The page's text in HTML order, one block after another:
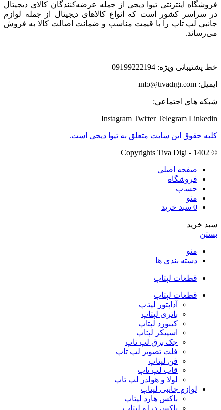
فروشگاه اینترنتی تیوا دیجی از جمله عرضه‌کنندگان کالای دیجیتال
در سراسر کشور است که انواع کالاهای دیجیتال از جمله لوازم
جانبی لپ تاپ را با قیمت مناسب و ضمانت اصالت کالا به فروش
می‌رساند.
خط پشتیبانی ویژه: 09199222194
ایمیل: info@tivadigi.com
شبکه های اجتماعی:
Instagram Twitter Telegram Linkedin
کلیه حقوق این سایت متعلق به تیوا دیجی است.
© Copyrights Tiva Digi - 1402
صفحه اصلی
فروشگاه
حساب
منو
0 سبد خرید
سبد خرید
بستن
منو
دسته بندی ها
قطعات لپتاپ
قطعات لپتاپ
آداپتور لپتاپ
باتری لپتاپ
کیبورد لپتاپ
اسپیکر لپتاپ
جک برق لپ تاپ
فلت تصویر لپ تاپ
فن لپتاپ
قاب لپ تاپ
لولا و هولدر لپ تاپ
لوازم جانبی لپتاپ
باکس هارد لپتاپ
باکس درایو لپتاپ